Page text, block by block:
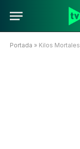
Portada » Kilos Mortales